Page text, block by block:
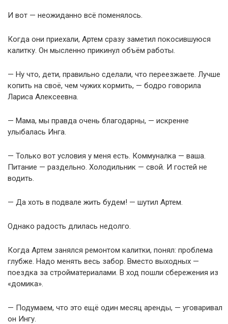
И вот — неожиданно всё поменялось.
Когда они приехали, Артем сразу заметил покосившуюся
калитку. Он мысленно прикинул объём работы.
— Ну что, дети, правильно сделали, что переезжаете. Лучше
копить на своё, чем чужих кормить, — бодро говорила
Лариса Алексеевна.
— Мама, мы правда очень благодарны, — искренне
улыбалась Инга.
— Только вот условия у меня есть. Коммуналка — ваша.
Питание — раздельно. Холодильник — свой. И гостей не
водить.
— Да хоть в подвале жить будем! — шутил Артем.
Однако радость длилась недолго.
Когда Артем занялся ремонтом калитки, понял: проблема
глубже. Надо менять весь забор. Вместо выходных —
поездка за стройматериалами. В ход пошли сбережения из
«домика».
— Подумаем, что это ещё один месяц аренды, — уговаривал
он Ингу.